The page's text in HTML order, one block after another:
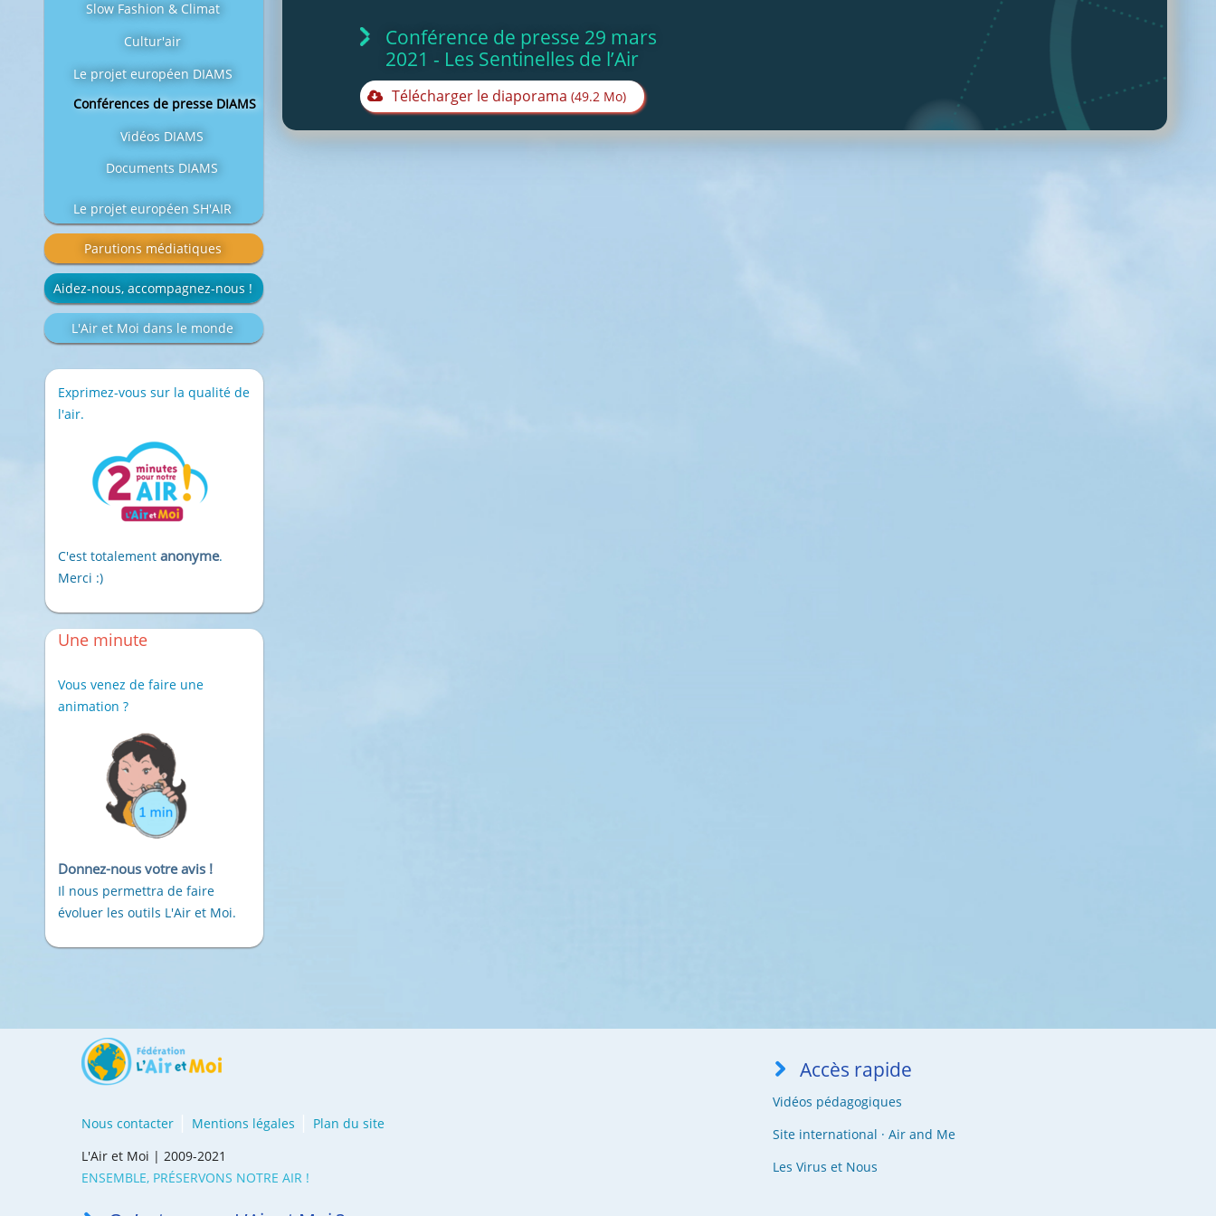
Conférence de presse 29 mars
2021 - Les Sentinelles de l’Air
Télécharger le diaporama (49.2 Mo)
Slow Fashion & Climat
Cultur'air
Le projet européen DIAMS
Conférences de presse DIAMS
Vidéos DIAMS
Documents DIAMS
Le projet européen SH'AIR
Parutions médiatiques
Aidez-nous, accompagnez-nous !
L'Air et Moi dans le monde
Exprimez-vous sur la qualité de
l'air.
C'est totalementanonyme.
Merci :)
Une minute
Vous venez de faire une
animation ?
Donnez-nous votre avis !
Il nous permettra de faire
évoluer les outils L'Air et Moi.
Nous contacter Mentions légales
Plan du site
L'Air et Moi | 2009-2021
ENSEMBLE, PRÉSERVONS NOTRE AIR !
Accès rapide
Vidéos pédagogiques
Site international · Air and Me
Les Virus et Nous